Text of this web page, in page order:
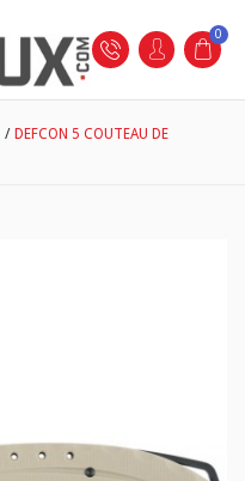
0
/ DEFCON 5 COUTEAU DE